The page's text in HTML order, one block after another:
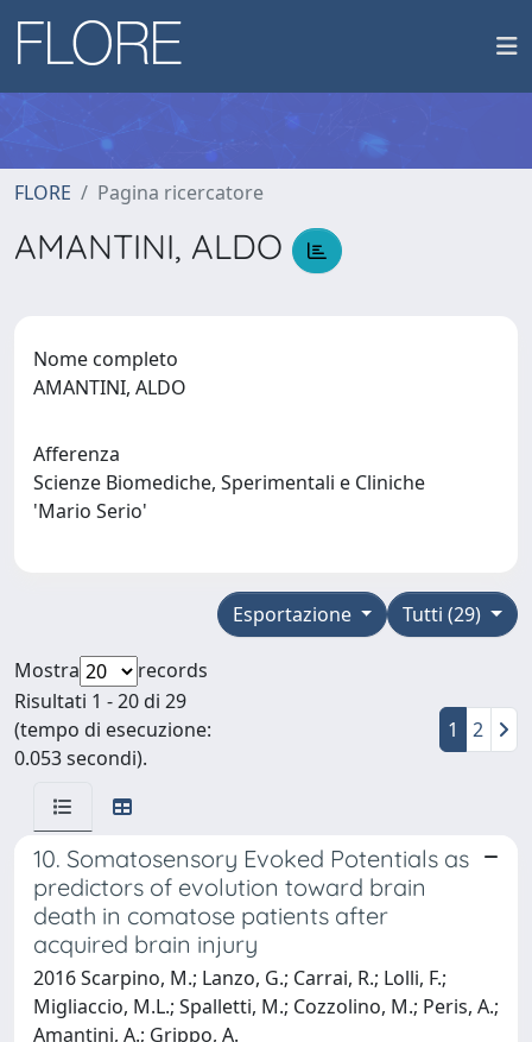
FLORE Pagina ricercatore
AMANTINI, ALDO
Nome completo
AMANTINI, ALDO
Afferenza
Scienze Biomediche, Sperimentali e Cliniche
'Mario Serio'
Tutti (29)
Esportazione
Mostra
records
Risultati 1 - 20 di 29
(tempo di esecuzione:
0.053 secondi).
1 2
10. Somatosensory Evoked Potentials as
predictors of evolution toward brain
death in comatose patients after
acquired brain injury
2016 Scarpino, M.; Lanzo, G.; Carrai, R.; Lolli, F.;
Migliaccio, M.L.; Spalletti, M.; Cozzolino, M.; Peris, A.;
Amantini, A.; Grippo, A.